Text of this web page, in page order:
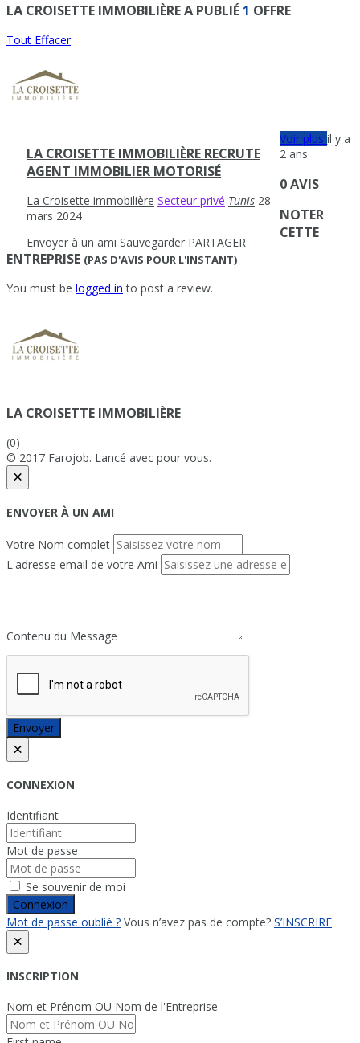
LA CROISETTE IMMOBILIÈRE A PUBLIÉ1 OFFRE
Tout Effacer
LA CROISETTE IMMOBILIÈRE RECRUTE
AGENT IMMOBILIER MOTORISÉ
La Croisette immobilière Secteur privé Tunis 28
mars 2024
Envoyer à un ami Sauvegarder PARTAGER
Voir plusil y a
2 ans
0 AVIS
NOTER
CETTE
ENTREPRISE (PAS D'AVIS POUR L'INSTANT)
You must be logged in to post a review.
LA CROISETTE IMMOBILIÈRE
(0)
© 2017 Farojob. Lancé avec pour vous.
×
ENVOYER À UN AMI
Votre Nom complet
L'adresse email de votre Ami
Contenu du Message
Envoyer
×
CONNEXION
Identifiant
Mot de passe
Se souvenir de moi
Connexion
Mot de passe oublié ? Vous n’avez pas de compte? S’INSCRIRE
×
INSCRIPTION
Nom et Prénom OU Nom de l'Entreprise